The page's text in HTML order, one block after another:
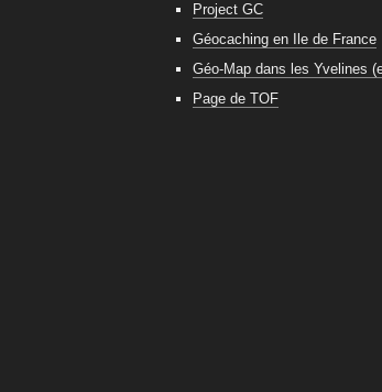
Project GC
Géocaching en Ile de France
Géo-Map dans les Yvelines
Page de TOF